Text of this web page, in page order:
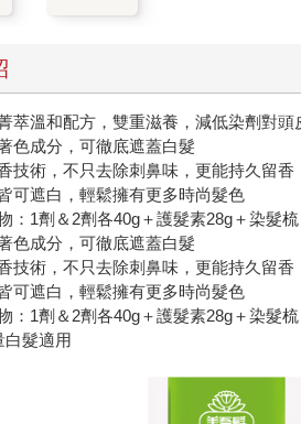
萃溫和配方，雙重滋養，減低染劑對頭
色成分，可徹底遮蓋白髮
技術，不只去除刺鼻味，更能持久留香
可遮白，輕鬆擁有更多時尚髮色
：1劑＆2劑各40g＋護髮素28g＋染髮
色成分，可徹底遮蓋白髮
技術，不只去除刺鼻味，更能持久留香
可遮白，輕鬆擁有更多時尚髮色
：1劑＆2劑各40g＋護髮素28g＋染髮
白髮適用